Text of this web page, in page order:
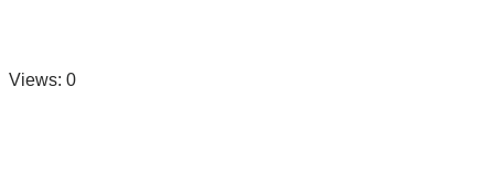
Views: 0